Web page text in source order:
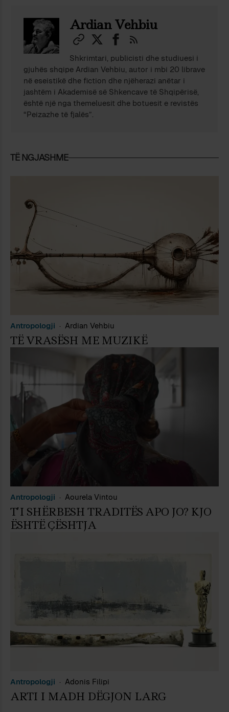
Ardian Vehbiu
Shkrimtari, publicisti dhe studiuesi i
gjuhës shqipe Ardian Vehbiu, autor i mbi 20 librave
në eseistikë dhe fiction dhe njëherazi anëtar i
jashtëm i Akademisë së Shkencave të Shqipërisë,
është një nga themeluesit dhe botuesit e revistës
“Peizazhe të fjalës”.
TË NGJASHME
Antropologji Ardian Vehbiu
TË VRASËSH ME MUZIKË
Antropologji Aourela Vintou
T’I SHËRBESH TRADITËS APO JO? KJO
ËSHTË ÇËSHTJA
Antropologji Adonis Filipi
ARTI I MADH DËGJON LARG